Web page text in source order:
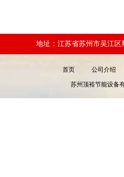
地址：江苏省苏州市吴江区
首页 公司介绍
苏州顶裕节能设备